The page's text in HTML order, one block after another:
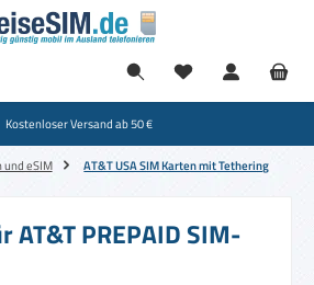
Kostenloser Versand ab 50 €
und eSIM AT&T USA SIM Karten mit Tethering
AT&T PREPAID SIM-